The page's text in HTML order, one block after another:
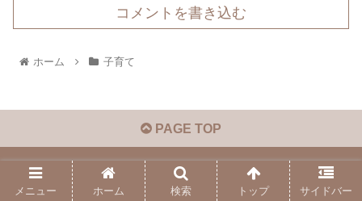
コメントを書き込む
ホーム 子育て
PAGE TOP
ゆかりジャーナル
メニュー ホーム 検索 トップ サイドバー